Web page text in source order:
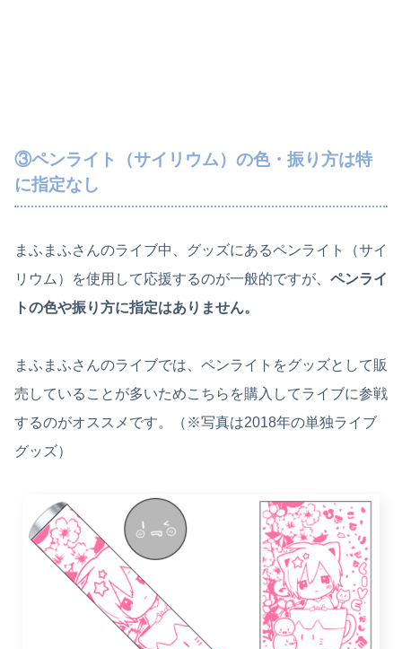
③ペンライト（サイリウム）の色・振り方は特
に指定なし
まふまふさんのライブ中、グッズにあるペンライト（サイ
リウム）を使用して応援するのが一般的ですが、 ペンライ
トの色や振り方に指定はありません。
まふまふさんのライブでは、ペンライトをグッズとして販
売していることが多いためこちらを購入してライブに参戦
するのがオススメです。（※写真は2018年の単独ライブ
グッズ）